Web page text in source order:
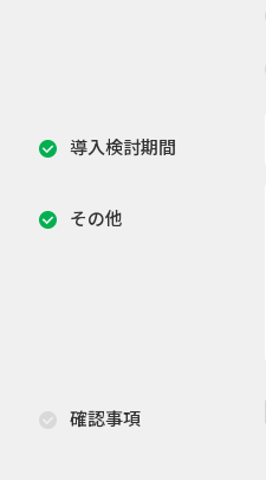
導入検討期間
その他
確認事項